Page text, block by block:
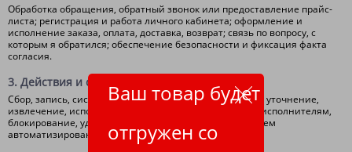
Ваш товар будет
отгружен со
Обработка обращения, обратный звонок или предоставление прайс-
листа; регистрация и работа личного кабинета; оформление и
исполнение заказа, оплата, доставка, возврат; связь по вопросу, с
которым я обратился; обеспечение безопасности и фиксация факта
согласия.
3. Действия и способ обработки
Сбор, запись, систематизация, накопление, хранение, уточнение,
извлечение, использование, передача необходимым исполнителям,
блокирование, удаление и уничтожение с применением
автоматизированных средств и без них.